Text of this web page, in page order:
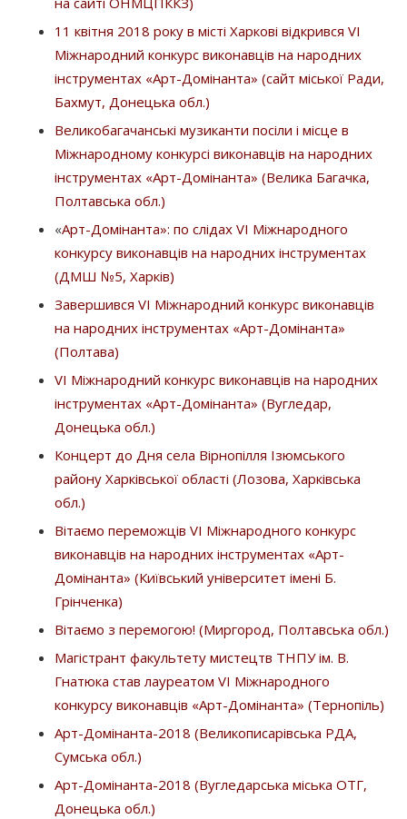
11 квітня 2018 року в місті Харкові відкрився VI
Міжнародний конкурс виконавців на народних
інструментах «Арт-Домінанта» (сайт міської Ради,
Бахмут, Донецька обл.)
Великобагачанські музиканти посіли і місце в
Міжнародному конкурсі виконавців на народних
інструментах «Арт-Домінанта» (Велика Багачка,
Полтавська обл.)
«Арт-Домінанта»: по слідах VI Міжнародного
конкурсу виконавців на народних інструментах
(ДМШ №5, Харків)
Завершився VІ Міжнародний конкурс виконавців
на народних інструментах «Арт-Домінанта»
(Полтава)
VІ Міжнародний конкурс виконавців на народних
інструментах «Арт-Домінанта» (Вугледар,
Донецька обл.)
Концерт до Дня села Вірнопілля Ізюмського
району Харківської області (Лозова, Харківська
обл.)
Вітаємо переможців VI Міжнародного конкурс
виконавців на народних інструментах «Арт-
Домінанта» (Київський університет імені Б.
Грінченка)
Вітаємо з перемогою! (Миргород, Полтавська обл.)
Магістрант факультету мистецтв ТНПУ ім. В.
Гнатюка cтав лауреатом VI Міжнародного
конкурсу виконавців «Арт-Домінанта» (Тернопіль)
Арт-Домінанта-2018 (Великописарівська РДА,
Сумська обл.)
Арт-Домінанта-2018 (Вугледарська міська ОТГ,
Донецька обл.)